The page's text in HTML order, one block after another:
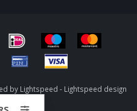
by Lightspeed - Lightspeed design